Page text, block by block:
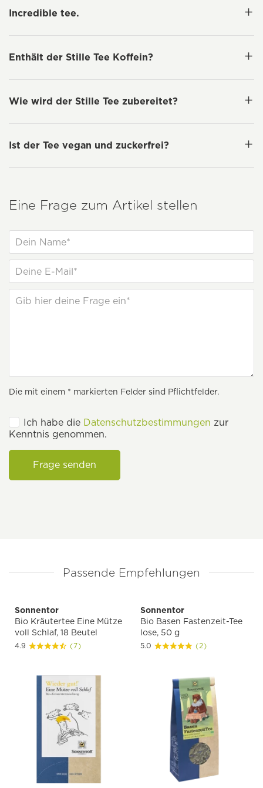
Incredible tee.
Enthält der Stille Tee Koffein?
Wie wird der Stille Tee zubereitet?
Ist der Tee vegan und zuckerfrei?
Eine Frage zum Artikel stellen
Die mit einem * markierten Felder sind Pflichtfelder.
Ich habe die Datenschutzbestimmungen zur
Kenntnis genommen.
Frage senden
Passende Empfehlungen
Sonnentor
Bio Kräutertee Eine Mütze
voll Schlaf, 18 Beutel
4.9 (7)
Sonnentor
Bio Basen Fastenzeit-Tee
lose, 50 g
5.0 (2)